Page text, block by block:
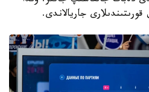
جاريالاندى.